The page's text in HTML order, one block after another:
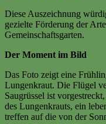
Diese Auszeichnung
gezielte Förderung der
Gemeinschaftsgarten.
Der Moment im Bild
Das Foto zeigt eine
Lungenkraut. Die Flügel
Saugrüssel ist
des Lungenkrauts, ein
treffen auf die von der